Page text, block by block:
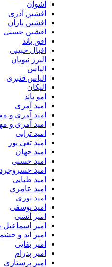
اشوان
افشین آذری
افشین باران
افشین حسنی
افق باند
اقبال حبیبی
البرز نبویان
الیاس
الیاس قنبرى
الیکان
امو باند
امید آمری
امید آمری و
امید آمری و
امید ترابی
امید تقی پور
امید جهان
امید حسنی
امید
امید طبایی
امید عامری
امید نوری
امید یوسفی
امیر آتشی
امیر
امیر اند و
امیر بقایی
امیر پدرام
امیر پرستاری